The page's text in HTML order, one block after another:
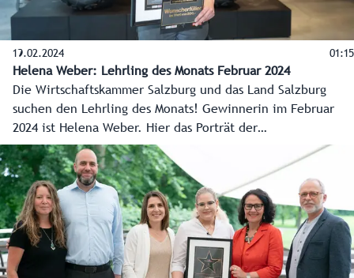
19.02.2024 01:15
Helena Weber: Lehrling des Monats Februar 2024
Die Wirtschaftskammer Salzburg und das Land Salzburg
suchen den Lehrling des Monats! Gewinnerin im Februar
2024 ist Helena Weber. Hier das Porträt der
Technikbegeisterten der Wirtschaftskammer Salzburg.